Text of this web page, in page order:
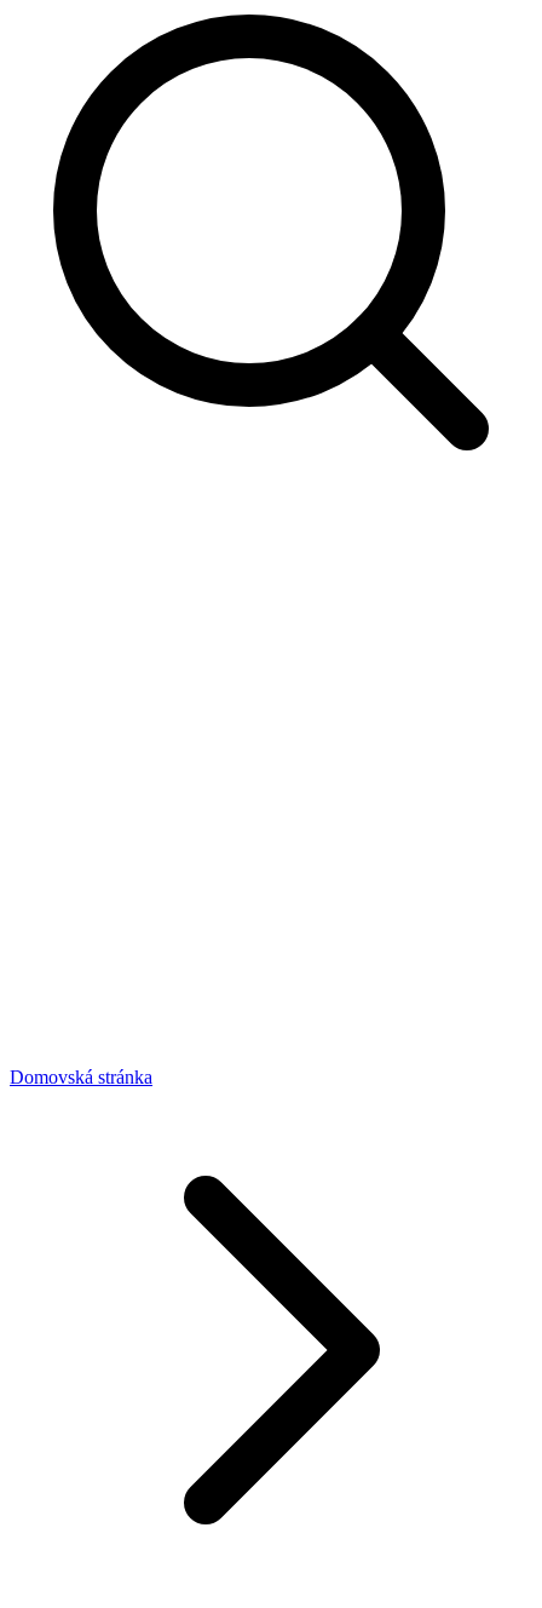
Domovská stránka